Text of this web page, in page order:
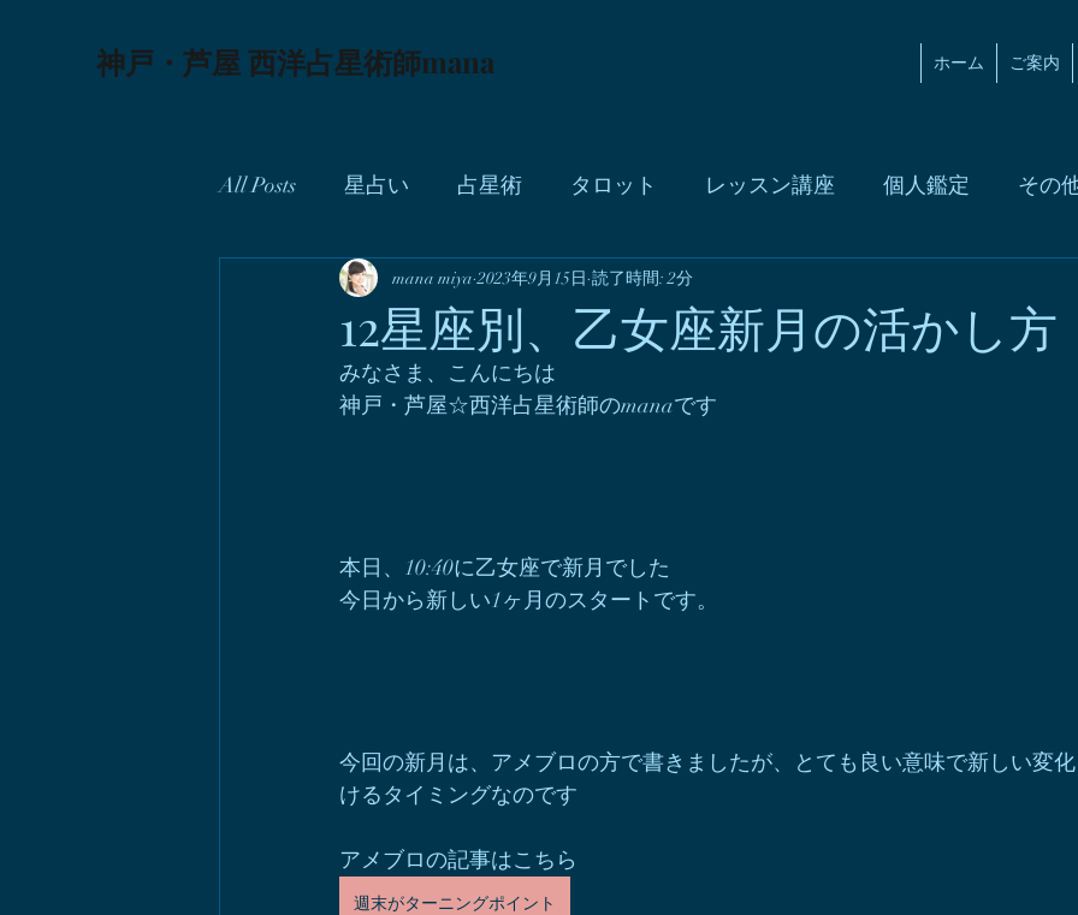
神戸・芦屋 西洋占星術師mana ホーム ご案内
All Posts 星占い 占星術 タロット レッスン講座 個人鑑定 その
お知らせ 手術 メディア掲載
12星座別、乙女座新月の活かし方
mana miya 2023年9月15日 読了時間: 2分
みなさま、こんにちは
神戸・芦屋☆西洋占星術師のmanaです
本日、10:40に乙女座で新月でした
今日から新しい1ヶ月のスタートです。
今回の新月は、アメブロの方で書きましたが、とても良い意味で新しい変
けるタイミングなのです
アメブロの記事はこちら
週末がターニングポイント